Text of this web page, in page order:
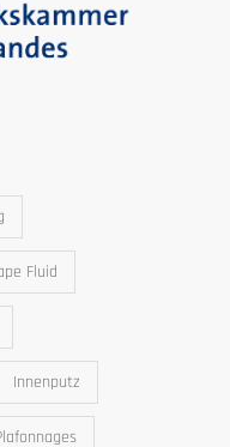
Fluid
Innenputz